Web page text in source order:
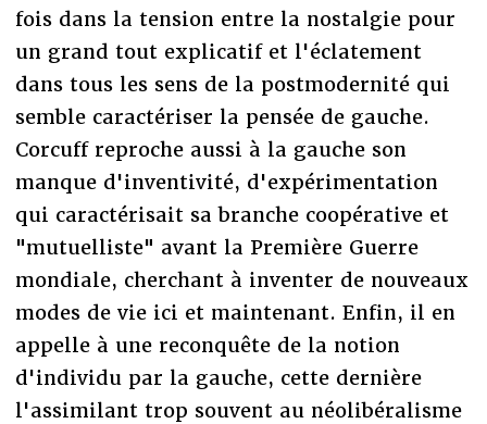
fois dans la tension entre la nostalgie pour
un grand tout explicatif et l'éclatement
dans tous les sens de la postmodernité qui
semble caractériser la pensée de gauche.
Corcuff reproche aussi à la gauche son
manque d'inventivité, d'expérimentation
qui caractérisait sa branche coopérative et
"mutuelliste" avant la Première Guerre
mondiale, cherchant à inventer de nouveaux
modes de vie ici et maintenant. Enfin, il en
appelle à une reconquête de la notion
d'individu par la gauche, cette dernière
l'assimilant trop souvent au néolibéralisme